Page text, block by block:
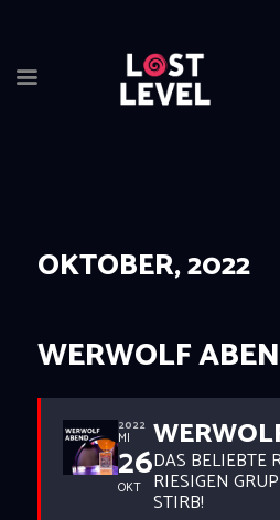
EVENTS
ABOUT
RESERVIERUNG
OKTOBER, 2022
WERWOLF
2022
MI
26
OKT
DAS BELIEBTE
RIESIGEN
STIRB!